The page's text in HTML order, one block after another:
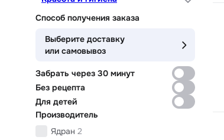
Способ получения заказа
Выберите доставку
или самовывоз
Забрать через 30 минут
Без рецепта
Для детей
Производитель
Ядран 2